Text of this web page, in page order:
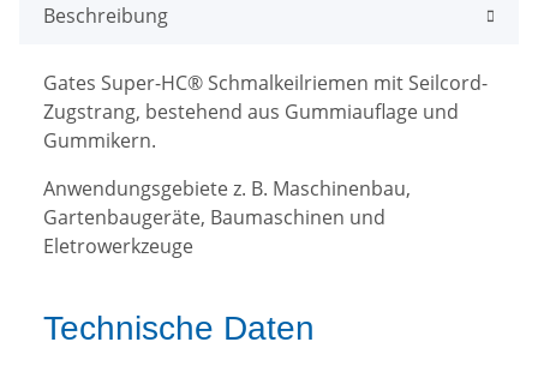
Beschreibung
Gates Super-HC® Schmalkeilriemen mit Seilcord-
Zugstrang, bestehend aus Gummiauflage und
Gummikern.
Anwendungsgebiete z. B. Maschinenbau,
Gartenbaugeräte, Baumaschinen und
Eletrowerkzeuge
Technische Daten